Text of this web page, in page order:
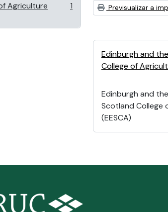
Agriculture
1 Previsualizar a
Edinburgh and
College of
Edinburgh and
Scotland College
(EESCA)